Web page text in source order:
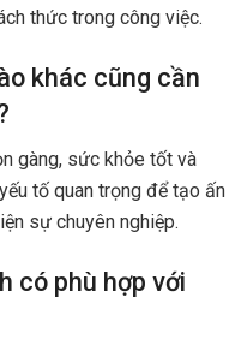
thức trong công việc.
khác cũng cần
gàng, sức khỏe tốt và
tố quan trọng để tạo ấn
sự chuyên nghiệp.
có phù hợp với